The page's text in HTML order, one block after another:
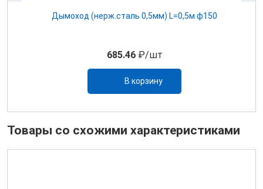
Дымоход (нерж.сталь 0,5мм) L=0,5м ф150
685.46₽/шт
В корзину
Товары со схожими характеристиками